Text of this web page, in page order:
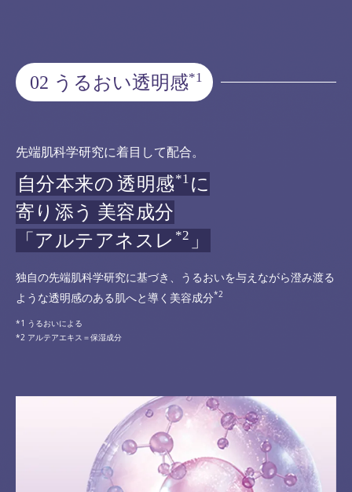
02 うるおい透明感*1
先端肌科学研究に着目して配合。
自分本来の 透明感*1 に
寄り添う 美容成分
「アルテアネスレ *2 」
独自の先端肌科学研究に基づき、うるおいを与えながら澄み渡る
ような透明感のある肌へと導く美容成分*2
うるおいによる
アルテアエキス＝保湿成分